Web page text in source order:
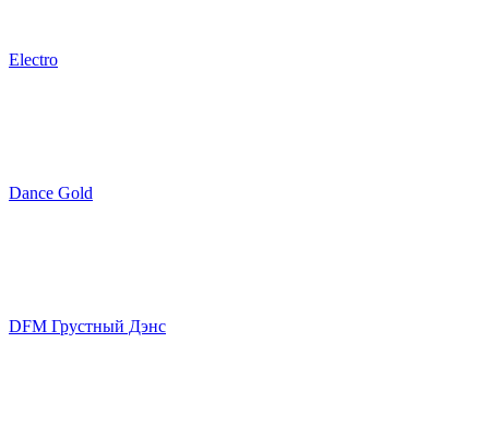
Electro
Dance Gold
DFM Грустный Дэнс